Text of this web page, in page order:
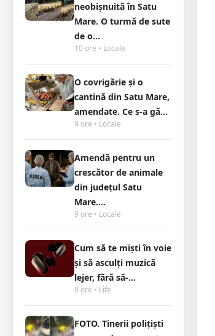
neobișnuită în Satu
Mare. O turmă de sute
de o...
10 ore • Locale
O covrigărie și o
cantină din Satu Mare,
amendate. Ce s-a gă...
9 ore • Locale
Amendă pentru un
crescător de animale
din județul Satu
Mare....
9 ore • Locale
Cum să te miști în voie
și să asculți muzică
lejer, fără să-...
0 ore • Life
FOTO. Tinerii polițiști